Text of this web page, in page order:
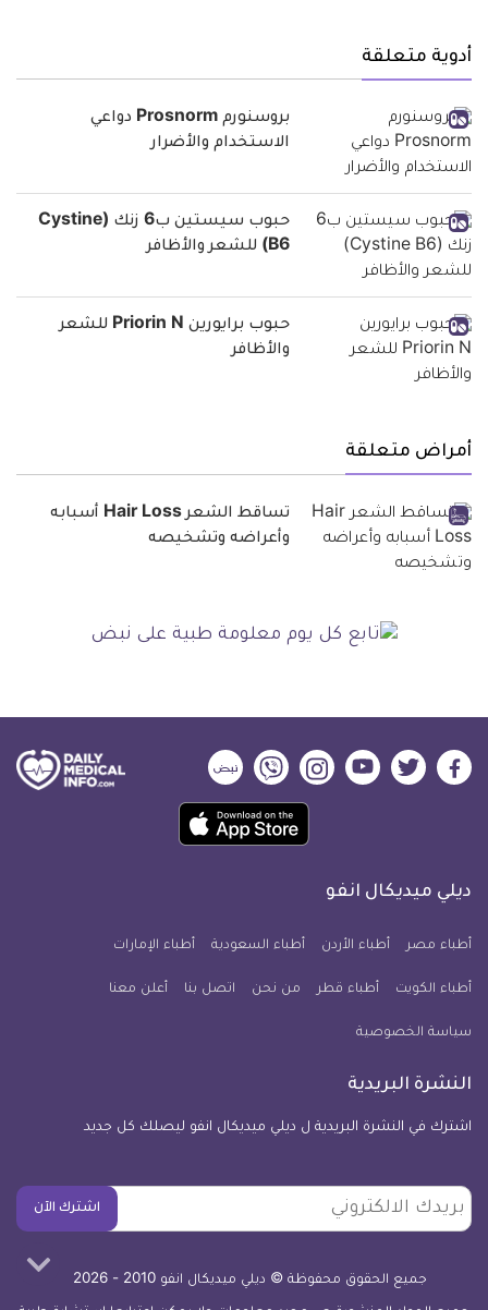
أدوية متعلقة
بروسنورم Prosnorm دواعي
الاستخدام والأضرار
حبوب سيستين ب6 زنك (Cystine
B6) للشعر والأظافر
حبوب برايورين Priorin N للشعر
والأظافر
أمراض متعلقة
تساقط الشعر Hair Loss أسبابه
وأعراضه وتشخيصه
ديلي
فيسبوك
ديلي
تويتر
ديلي
ميديكال
يوتيوب
ديلي
ميديكال
انفو
ديلي
ميديكال
انفو
ديلي
ميديكال
انفو
حمل
تطبيق
معلومة
للآيفون
ديلي ميديكال انفو
أطباء مصر أطباء الأردن أطباء السعودية أطباء الإمارات
أطباء الكويت أطباء قطر من نحن اتصل بنا أعلن معنا
سياسة الخصوصية
النشرة البريدية
اشترك في النشرة البريدية ل ديلي ميديكال انفو ليصلك كل جديد
بريدك
الالكتروني
اشترك الآن
جميع الحقوق محفوظة © ديلي ميديكال انفو 2010 - 2026